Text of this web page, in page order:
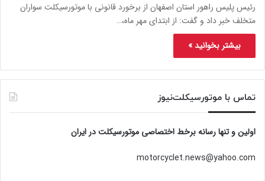
رئیس پلیس راهور استان اصفهان از برخورد قانونی با موتورسیکلت سواران
متخلف خبر داد و گفت: از ابتدای مهر ماه،…
بیشتر بخوانید »
تماس با موتورسیکلت‌نیوز
اولین و تنها رسانه برخط اختصاصی موتورسیکلت در ایران
motorcyclet.news@yahoo.com